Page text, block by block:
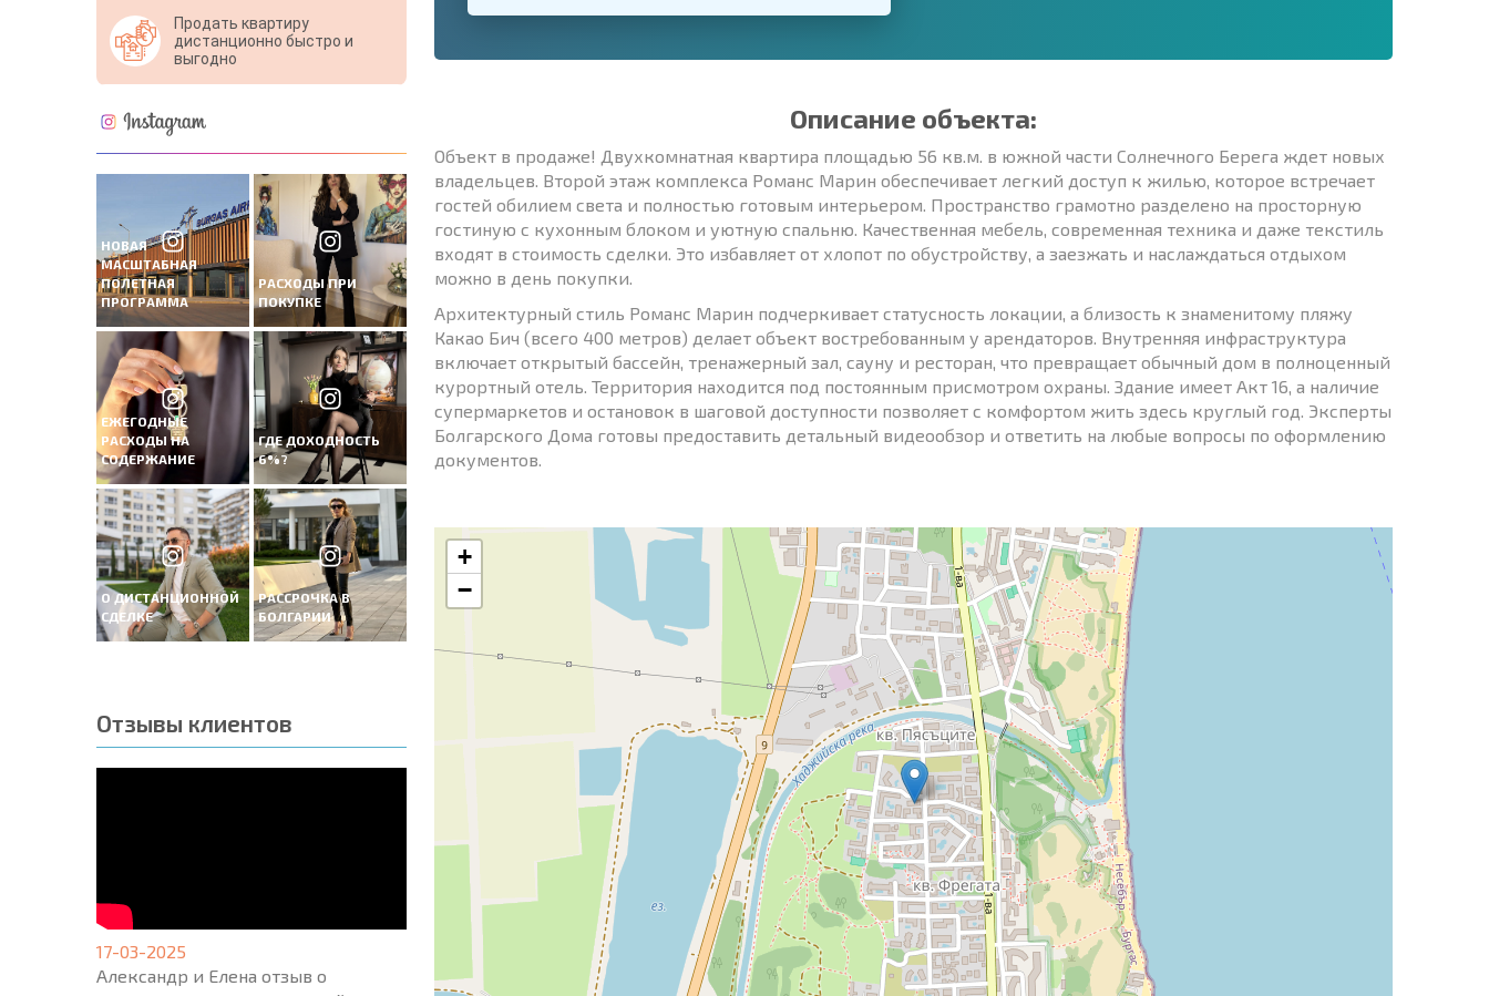
Продать квартиру
дистанционно быстро и
выгодно
НОВАЯ
МАСШТАБНАЯ
ПОЛЕТНАЯ
ПРОГРАММА
РАСХОДЫ ПРИ
ПОКУПКЕ
ЕЖЕГОДНЫЕ
РАСХОДЫ НА
СОДЕРЖАНИЕ
ГДЕ ДОХОДНОСТЬ
6%?
О ДИСТАНЦИОННОЙ
СДЕЛКЕ
РАССРОЧКА В
БОЛГАРИИ
Отзывы клиентов
17-03-2025
Александр и Елена отзыв о
Описание объекта:
Объект в продаже! Двухкомнатная квартира площадью 56 кв.м. в южной части Солнечного Берега ждет новых
владельцев. Второй этаж комплекса Романс Марин обеспечивает легкий доступ к жилью, которое встречает
гостей обилием света и полностью готовым интерьером. Пространство грамотно разделено на просторную
гостиную с кухонным блоком и уютную спальню. Качественная мебель, современная техника и даже текстиль
входят в стоимость сделки. Это избавляет от хлопот по обустройству, а заезжать и наслаждаться отдыхом
можно в день покупки.
Архитектурный стиль Романс Марин подчеркивает статусность локации, а близость к знаменитому пляжу
Какао Бич (всего 400 метров) делает объект востребованным у арендаторов. Внутренняя инфраструктура
включает открытый бассейн, тренажерный зал, сауну и ресторан, что превращает обычный дом в полноценный
курортный отель. Территория находится под постоянным присмотром охраны. Здание имеет Акт 16, а наличие
супермаркетов и остановок в шаговой доступности позволяет с комфортом жить здесь круглый год. Эксперты
Болгарского Дома готовы предоставить детальный видеообзор и ответить на любые вопросы по оформлению
документов.
+
−